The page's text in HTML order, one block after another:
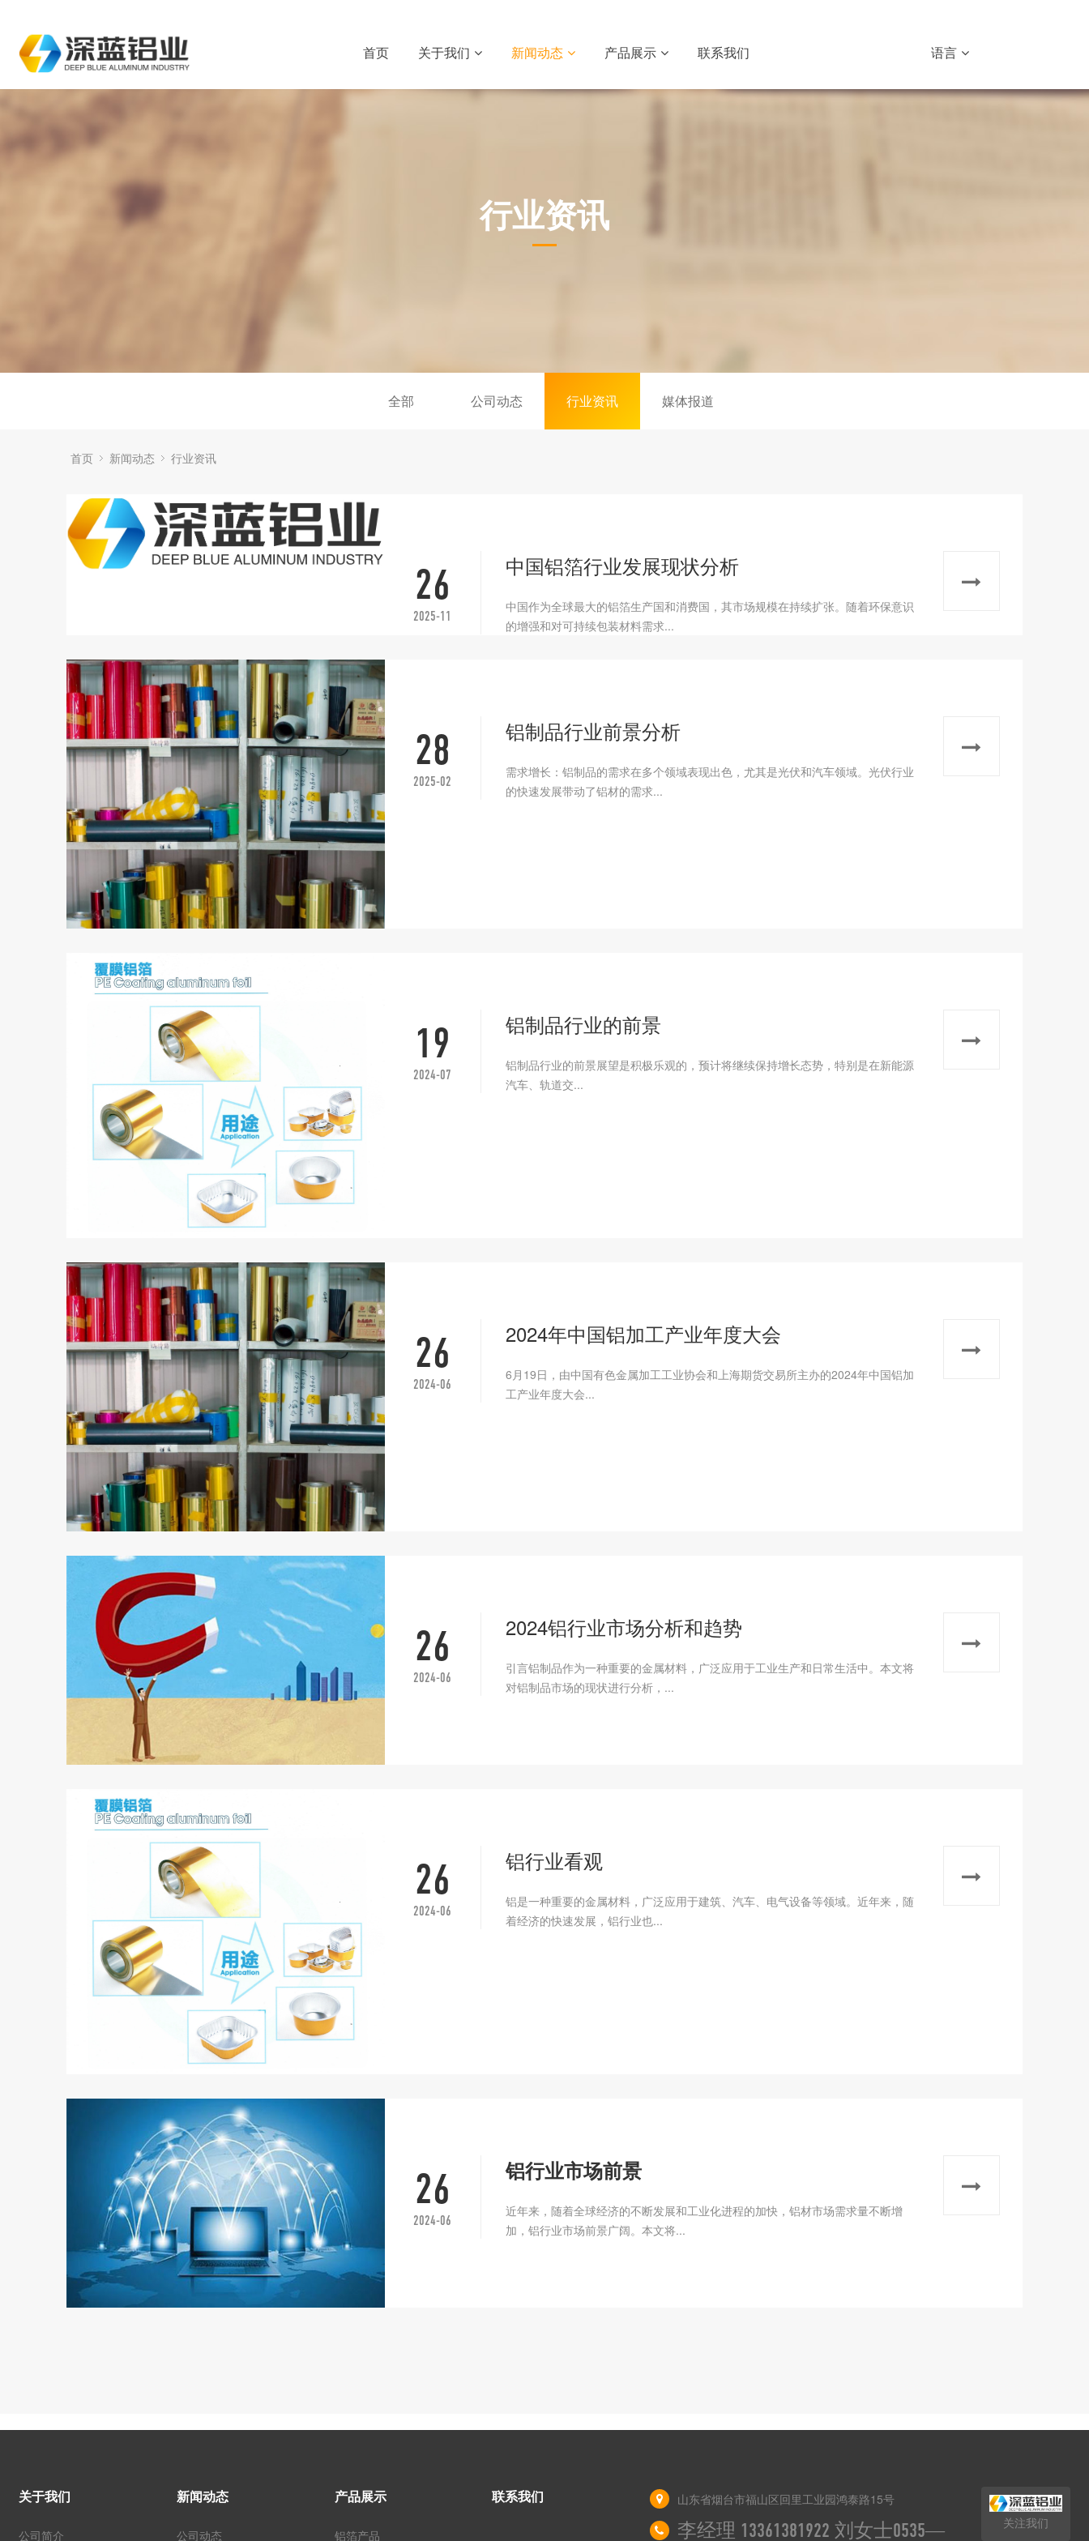
首页 关于我们 新闻动态 产品展示 联系我们 语言
行业资讯
全部 公司动态 行业资讯 媒体报道
首页 新闻动态 行业资讯
26
2025-11
中国铝箔行业发展现状分析
中国作为全球最大的铝箔生产国和消费国，其市场规模在持续扩张。随着环保意识
的增强和对可持续包装材料需求...
28
2025-02
铝制品行业前景分析
需求增长‌：铝制品的需求在多个领域表现出色，尤其是光伏和汽车领域。光伏行业
的快速发展带动了铝材的需求...
19
2024-07
铝制品行业的前景
铝制品行业的前景展望是积极乐观的，‌预计将继续保持增长态势，‌特别是在新能源
汽车、‌轨道交...
26
2024-06
2024年中国铝加工产业年度大会
6月19日，由中国有色金属加工工业协会和上海期货交易所主办的2024年中国铝加
工产业年度大会...
26
2024-06
2024铝行业市场分析和趋势
引言铝制品作为一种重要的金属材料，广泛应用于工业生产和日常生活中。本文将
对铝制品市场的现状进行分析，...
26
2024-06
铝行业看观
铝是一种重要的金属材料，广泛应用于建筑、汽车、电气设备等领域。近年来，随
着经济的快速发展，铝行业也...
26
2024-06
铝行业市场前景
近年来，随着全球经济的不断发展和工业化进程的加快，铝材市场需求量不断增
加，铝行业市场前景广阔。本文将...
关于我们
公司简介
新闻动态
公司动态
产品展示
铝箔产品
联系我们 山东省烟台市福山区回里工业园鸿泰路15号
李经理 13361381922 刘女士0535—
关注我们